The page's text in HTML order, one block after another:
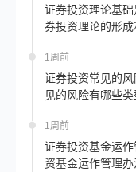
证券投资理论基
券投资理论的形
1周前
证券投资常见的
见的风险有哪些类
1周前
证券投资基金运
资基金运作管理办